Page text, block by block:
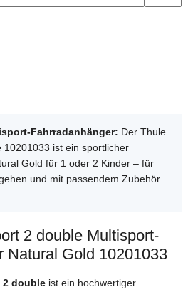
Fahrradanhänger: Der Thule
10201033 ist ein sportlicher
Gold für 1 oder 2 Kinder – für
und mit passendem Zubehör
2 double Multisport-
Natural Gold 10201033
2 double ist ein hochwertiger